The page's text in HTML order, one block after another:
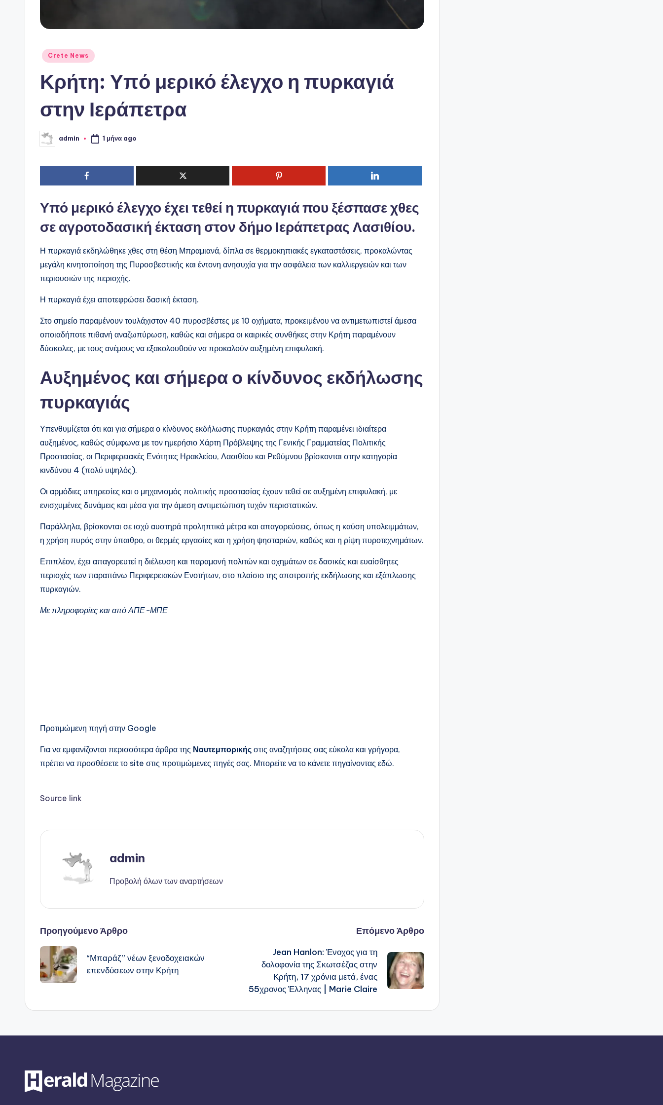
Αναρτήθηκε
Crete News
Κρήτη: Υπό μερικό έλεγχο η πυρκαγιά
στην Ιεράπετρα
Συγγραφέας:
admin 1 μήνα ago
Υπό μερικό έλεγχο έχει τεθεί η πυρκαγιά που ξέσπασε χθες
σε αγροτοδασική έκταση στον δήμο Ιεράπετρας Λασιθίου.
Η πυρκαγιά εκδηλώθηκε χθες στη θέση Μπραμιανά, δίπλα σε θερμοκηπιακές εγκαταστάσεις, προκαλώντας
μεγάλη κινητοποίηση της Πυροσβεστικής και έντονη ανησυχία για την ασφάλεια των καλλιεργειών και των
περιουσιών της περιοχής.
Η πυρκαγιά έχει αποτεφρώσει δασική έκταση.
Στο σημείο παραμένουν τουλάχιστον 40 πυροσβέστες με 10 οχήματα, προκειμένου να αντιμετωπιστεί άμεσα
οποιαδήποτε πιθανή αναζωπύρωση, καθώς και σήμερα οι καιρικές συνθήκες στην Κρήτη παραμένουν
δύσκολες, με τους ανέμους να εξακολουθούν να προκαλούν αυξημένη επιφυλακή.
Αυξημένος και σήμερα ο κίνδυνος εκδήλωσης
πυρκαγιάς
Υπενθυμίζεται ότι και για σήμερα ο κίνδυνος εκδήλωσης πυρκαγιάς στην Κρήτη παραμένει ιδιαίτερα
αυξημένος, καθώς σύμφωνα με τον ημερήσιο Χάρτη Πρόβλεψης της Γενικής Γραμματείας Πολιτικής
Προστασίας, οι Περιφερειακές Ενότητες Ηρακλείου, Λασιθίου και Ρεθύμνου βρίσκονται στην κατηγορία
κινδύνου 4 (πολύ υψηλός).
Οι αρμόδιες υπηρεσίες και ο μηχανισμός πολιτικής προστασίας έχουν τεθεί σε αυξημένη επιφυλακή, με
ενισχυμένες δυνάμεις και μέσα για την άμεση αντιμετώπιση τυχόν περιστατικών.
Παράλληλα, βρίσκονται σε ισχύ αυστηρά προληπτικά μέτρα και απαγορεύσεις, όπως η καύση υπολειμμάτων,
η χρήση πυρός στην ύπαιθρο, οι θερμές εργασίες και η χρήση ψησταριών, καθώς και η ρίψη πυροτεχνημάτων.
Επιπλέον, έχει απαγορευτεί η διέλευση και παραμονή πολιτών και οχημάτων σε δασικές και ευαίσθητες
περιοχές των παραπάνω Περιφερειακών Ενοτήτων, στο πλαίσιο της αποτροπής εκδήλωσης και εξάπλωσης
πυρκαγιών.
Με πληροφορίες και από ΑΠΕ-ΜΠΕ
Προτιμώμενη πηγή στην Google
Για να εμφανίζονται περισσότερα άρθρα της Ναυτεμπορικής στις αναζητήσεις σας εύκολα και γρήγορα,
πρέπει να προσθέσετε το site στις προτιμώμενες πηγές σας. Μπορείτε να το κάνετε πηγαίνοντας εδώ.
Source link
admin
Προβολή όλων των αναρτήσεων
Πλοήγηση
δημοσιεύσεων
Προηγούμενο Άρθρο
“Μπαράζ” νέων ξενοδοχειακών
επενδύσεων στην Κρήτη
Επόμενο Άρθρο
Jean Hanlon: Ένοχος για τη
δολοφονία της Σκωτσέζας στην
Κρήτη, 17 χρόνια μετά, ένας
55χρονος Έλληνας | Marie Claire